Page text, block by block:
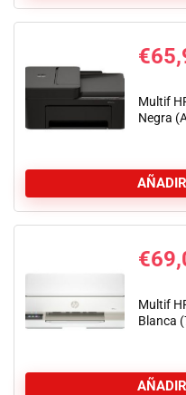
€
Multif
Negra
€
Multif
Blanca